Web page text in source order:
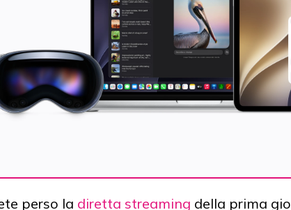
perso la diretta streaming della prima